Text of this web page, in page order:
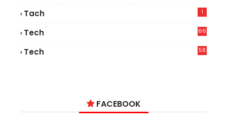
Tach 1
Tech
66
Tech
58
FACEBOOK